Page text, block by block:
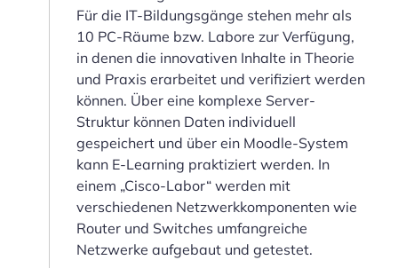
Für die IT-Bildungsgänge stehen mehr als
10 PC-Räume bzw. Labore zur Verfügung,
in denen die innovativen Inhalte in Theorie
und Praxis erarbeitet und verifiziert werden
können. Über eine komplexe Server-
Struktur können Daten individuell
gespeichert und über ein Moodle-System
kann E-Learning praktiziert werden. In
einem „Cisco-Labor“ werden mit
verschiedenen Netzwerkkomponenten wie
Router und Switches umfangreiche
Netzwerke aufgebaut und getestet.